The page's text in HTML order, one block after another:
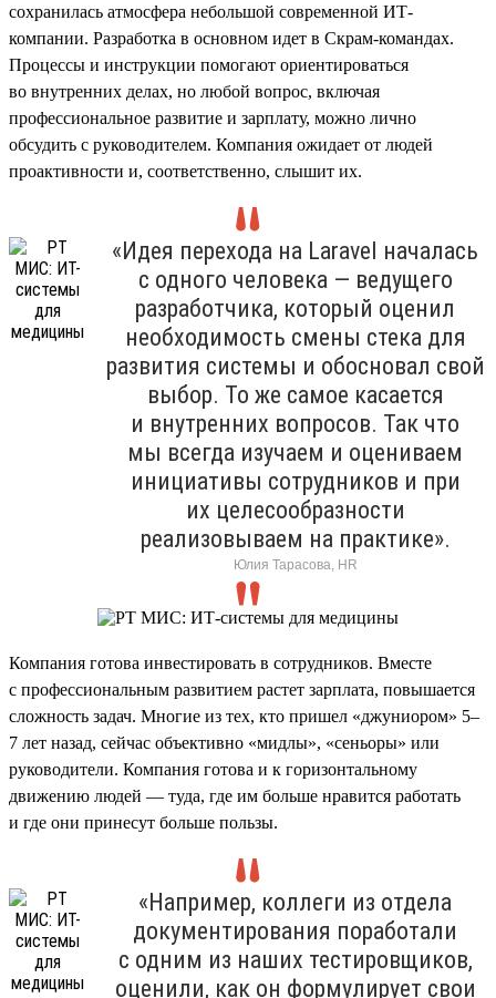
сохранилась атмосфера небольшой современной ИТ-
компании. Разработка в основном идет в Скрам-командах.
Процессы и инструкции помогают ориентироваться
во внутренних делах, но любой вопрос, включая
профессиональное развитие и зарплату, можно лично
обсудить с руководителем. Компания ожидает от людей
проактивности и, соответственно, слышит их.
«Идея перехода на Laravel началась
с одного человека — ведущего
разработчика, который оценил
необходимость смены стека для
развития системы и обосновал свой
выбор. То же самое касается
и внутренних вопросов. Так что
мы всегда изучаем и оцениваем
инициативы сотрудников и при
их целесообразности
реализовываем на практике».
Юлия Тарасова, HR
Компания готова инвестировать в сотрудников. Вместе
с профессиональным развитием растет зарплата, повышается
сложность задач. Многие из тех, кто пришел «джуниором» 5–
7 лет назад, сейчас объективно «мидлы», «сеньоры» или
руководители. Компания готова и к горизонтальному
движению людей — туда, где им больше нравится работать
и где они принесут больше пользы.
«Например, коллеги из отдела
документирования поработали
с одним из наших тестировщиков,
оценили, как он формулирует свои